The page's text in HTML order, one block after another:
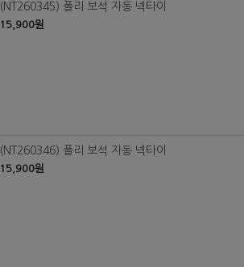
(NT260345) 폴리 보석 자동 넥타이
15,900원
(NT260346) 폴리 보석 자동 넥타이
15,900원